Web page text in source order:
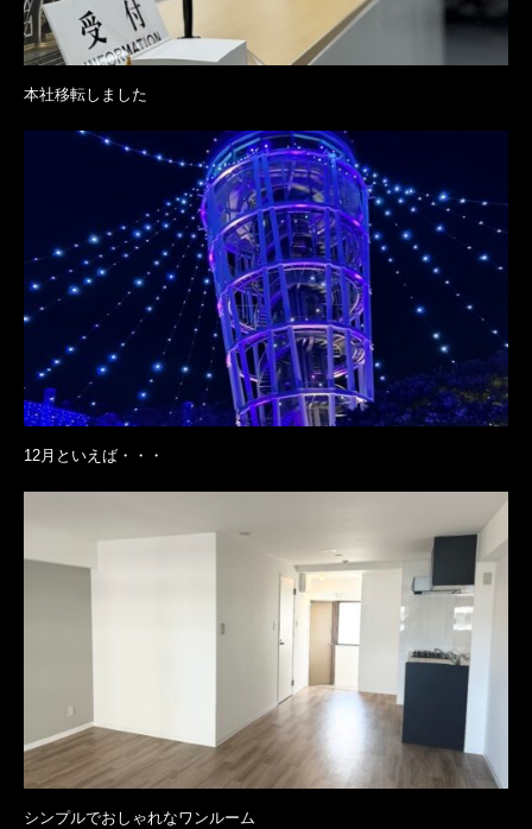
本社移転しました
12月といえば・・・
シンプルでおしゃれなワンルーム